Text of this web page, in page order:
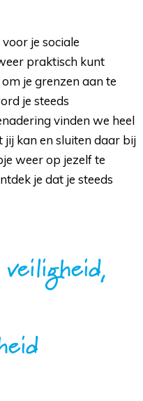
je sociale
praktisch kunt
je grenzen aan te
je steeds
vinden we heel
kan en sluiten daar bij
weer op jezelf te
je dat je steeds